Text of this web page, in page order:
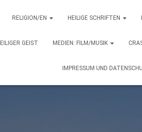
RELIGION/EN HEILIGE SCHRIFTEN
GEIST MEDIEN: FILM/MUSIK
IMPRESSUM UND